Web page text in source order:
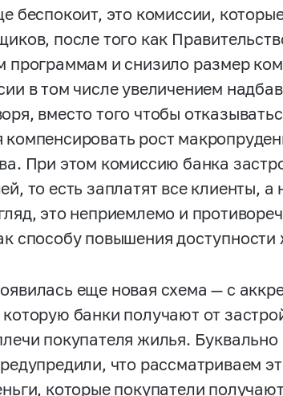
беспокоит, это комиссии,
после того как
программам и снизило размер
в том числе увеличением
вместо того чтобы
компенсировать рост
При этом комиссию банка
то есть заплатят все клиенты,
это неприемлемо и
способу повышения доступности
еще новая схема — с
банки получают от
покупателя жилья.
что рассматриваем
которые покупатели